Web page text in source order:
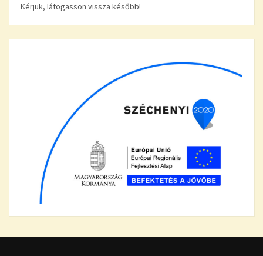
Kérjük, látogasson vissza később!